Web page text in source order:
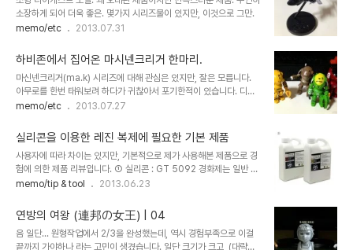
25,000원 이 제품은 이미 몇몇분이 사용하고 계신걸로 압니다. 저렴
한 맛에 군제건조기가 아닌 이 제품을 사용할 목적으로 구매했으나, 개
인적으로 이 제품은 식기를 건조하기 위해 만들어진 것이 아닌, 프라의
지 테스트를 해보았습니다. 제가 알..
소장하게 되어 더욱 좋은. 몇가지 시리즈물이 있지만, 이것으로 그만.
memo/etc
2013.07.31
하비존에서 집어온 마시넨크리거 한마리.
마신넨크리거(ma.k) 시리즈에 대해 관심은 있지만, 잘은 모릅니다.
아무로를 한번 태워보려 하다가 귀찮아서 포기한적이 있습니다. 디자
인 자체만으로는 매력적이지만, 메카닉 내부구조와 파일럿 간에 뭔가
시도는 해보지 않았습니다. 아래 제품도 제가 알기로는 12개 세트 완
제품구성으로 알고 있습니다. 암튼, 하비존에 방문해 파손된채 비닐에
담겨진 것을 가져와 간단하게 고쳐놓으니 이쁘네요. 음 이뻐요. 그래도
마감제를 뭘 사용했는지 진득한 것을 지우는게 짜증났습니다. 7월 31
일... 하나둘 늘어갑니다.
memo/etc 2013.07.27
실리콘을 이용한 레진 복제에 필요한 기본 제품
사용자에 따라 차이는 있지만, 기본적으로 제가 사용해본 제품으로 경
험에 의한 제품 리뷰입니다. ① 실리콘 : GT 5092 경화제는 일반 급
속을 사용하는 걸 추천. 실리콘과 경화제의 비율은 "10(실리콘) : 1(경
면 실리콘 주형(거푸집)에 진동칫솔등을 완전히 밀착붙여 놓고, 실리
콘을 부은후 진동을 주면 기포율을 최소화 할 수 있습니다. ② 경질우
레탄(무발포우레탄) : SJ 경질 우레탄 무발포 우레탄의 차이는 잘 모
memo/tip & tool 2013.06.23
연방의 여왕 (連邦の女王) | 04
음 일단... 원형작업에서 2/3을 완성했는데, 역시 경험부족으로 이걸
끝까지 가야하나 라는 고민이 생겼습니다. 일단 크기가 크고, (대략